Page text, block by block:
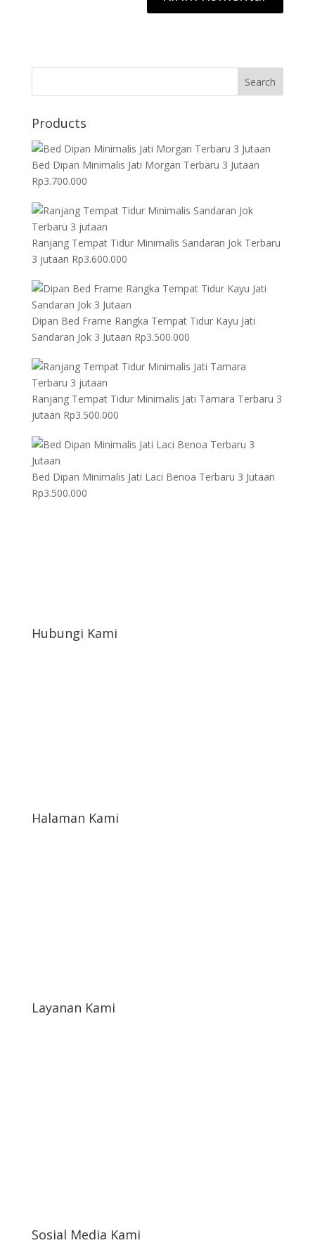
Search
Products
Bed Dipan Minimalis Jati Morgan Terbaru 3 Jutaan
Rp3.700.000
Ranjang Tempat Tidur Minimalis Sandaran Jok Terbaru
3 jutaan Rp3.600.000
Dipan Bed Frame Rangka Tempat Tidur Kayu Jati
Sandaran Jok 3 Jutaan Rp3.500.000
Ranjang Tempat Tidur Minimalis Jati Tamara Terbaru 3
jutaan Rp3.500.000
Bed Dipan Minimalis Jati Laci Benoa Terbaru 3 Jutaan
Rp3.500.000
Hubungi Kami
Halaman Kami
Layanan Kami
Sosial Media Kami